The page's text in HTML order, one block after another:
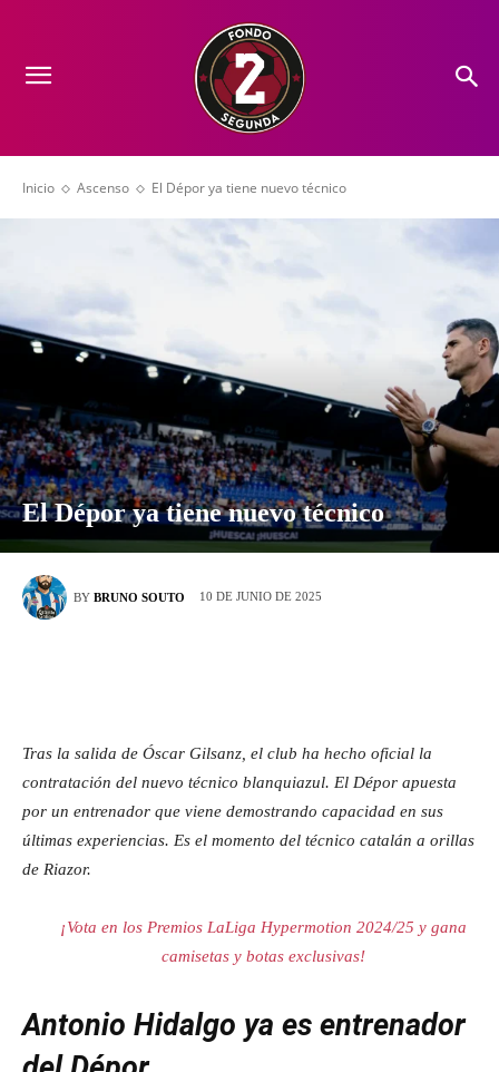
Inicio Ascenso El Dépor ya tiene nuevo técnico
El Dépor ya tiene nuevo técnico
BY BRUNO SOUTO 10 DE JUNIO DE 2025
Tras la salida de Óscar Gilsanz, el club ha hecho oficial la
contratación del nuevo técnico blanquiazul. El Dépor apuesta
por un entrenador que viene demostrando capacidad en sus
últimas experiencias. Es el momento del técnico catalán a orillas
de Riazor.
¡Vota en los Premios LaLiga Hypermotion 2024/25 y gana
camisetas y botas exclusivas!
Antonio Hidalgo ya es entrenador